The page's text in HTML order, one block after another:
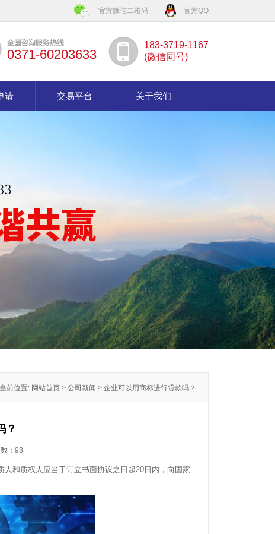
官方微信二维码 官方QQ
183-3719-1167
(微信同号)
0371-60203633
请 交易平台 关于我们
当前位置: 网站首页 > 公司新闻 > 企业可以用商标进行贷款吗？
？
： 98
人和质权人应当于订立书面协议之日起20日内，向国家